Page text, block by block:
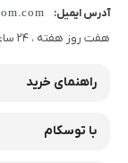
آدرس ایمیل:
هفت روز هفته ، 24 ساعت شبانه‌روز پاسخگوی شما هستیم.
راهنمای خرید
با توسکام